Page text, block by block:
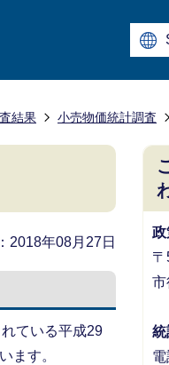
結果 小売物価統計調査
2018年08月27日
ている平成29
ます。
政
市
統